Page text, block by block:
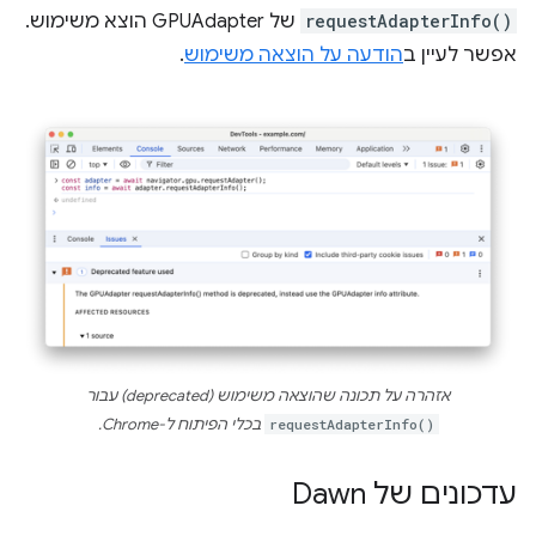
requestAdapterInfo()
של GPUAdapter הוצא משימוש.
אפשר לעיין בהודעה על הוצאה משימוש.
אזהרה על תכונה שהוצאה משימוש (deprecated) עבור
requestAdapterInfo() בכלי הפיתוח ל-Chrome.
עדכונים של Dawn